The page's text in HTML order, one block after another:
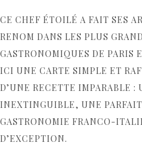
CE CHEF ÉTOILÉ A FAIT SES
RENOM DANS LES PLUS
GASTRONOMIQUES DE PARIS
ICI UNE CARTE SIMPLE ET
D’UNE RECETTE IMPARABLE
INEXTINGUIBLE, UNE
GASTRONOMIE FRANCO-
D’EXCEPTION.